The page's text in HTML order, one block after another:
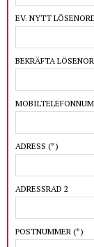
EV. NYTT
BEKRÄFTA
ADRESS (*)
ADRESSRAD 2
POSTNUMMER (*)